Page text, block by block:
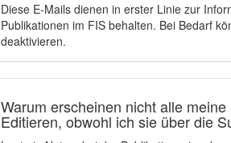
Diese E-Mails dienen in erster Linie zur
Publikationen im FIS behalten. Bei Bedarf
deaktivieren.
Warum erscheinen nicht alle
Editieren, obwohl ich sie über die